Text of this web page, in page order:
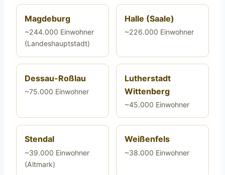
Magdeburg
~244.000 Einwohner
(Landeshauptstadt)
Halle (Saale)
~226.000 Einwohner
Dessau-Roßlau
~75.000 Einwohner
Lutherstadt
Wittenberg
~45.000 Einwohner
Stendal
~39.000 Einwohner
(Altmark)
Weißenfels
~38.000 Einwohner